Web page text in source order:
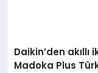
Daikin’den
Madoka Plus